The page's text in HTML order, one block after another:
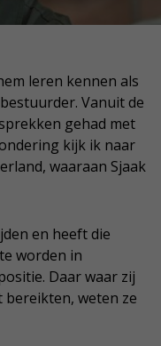
leren kennen als
Vanuit de
gehad met
kijk ik naar
waaraan Sjaak
en heeft die
worden in
Daar waar zij
bereikten, weten ze